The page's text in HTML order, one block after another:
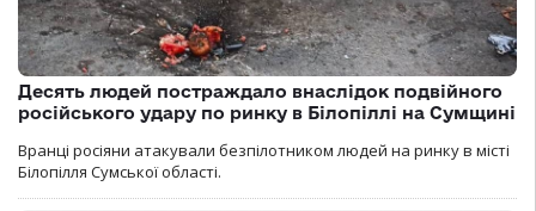
Десять людей постраждало внаслідок подвійного
російського удару по ринку в Білопіллі на Сумщині
Вранці росіяни атакували безпілотником людей на ринку в місті
Білопілля Сумської області.